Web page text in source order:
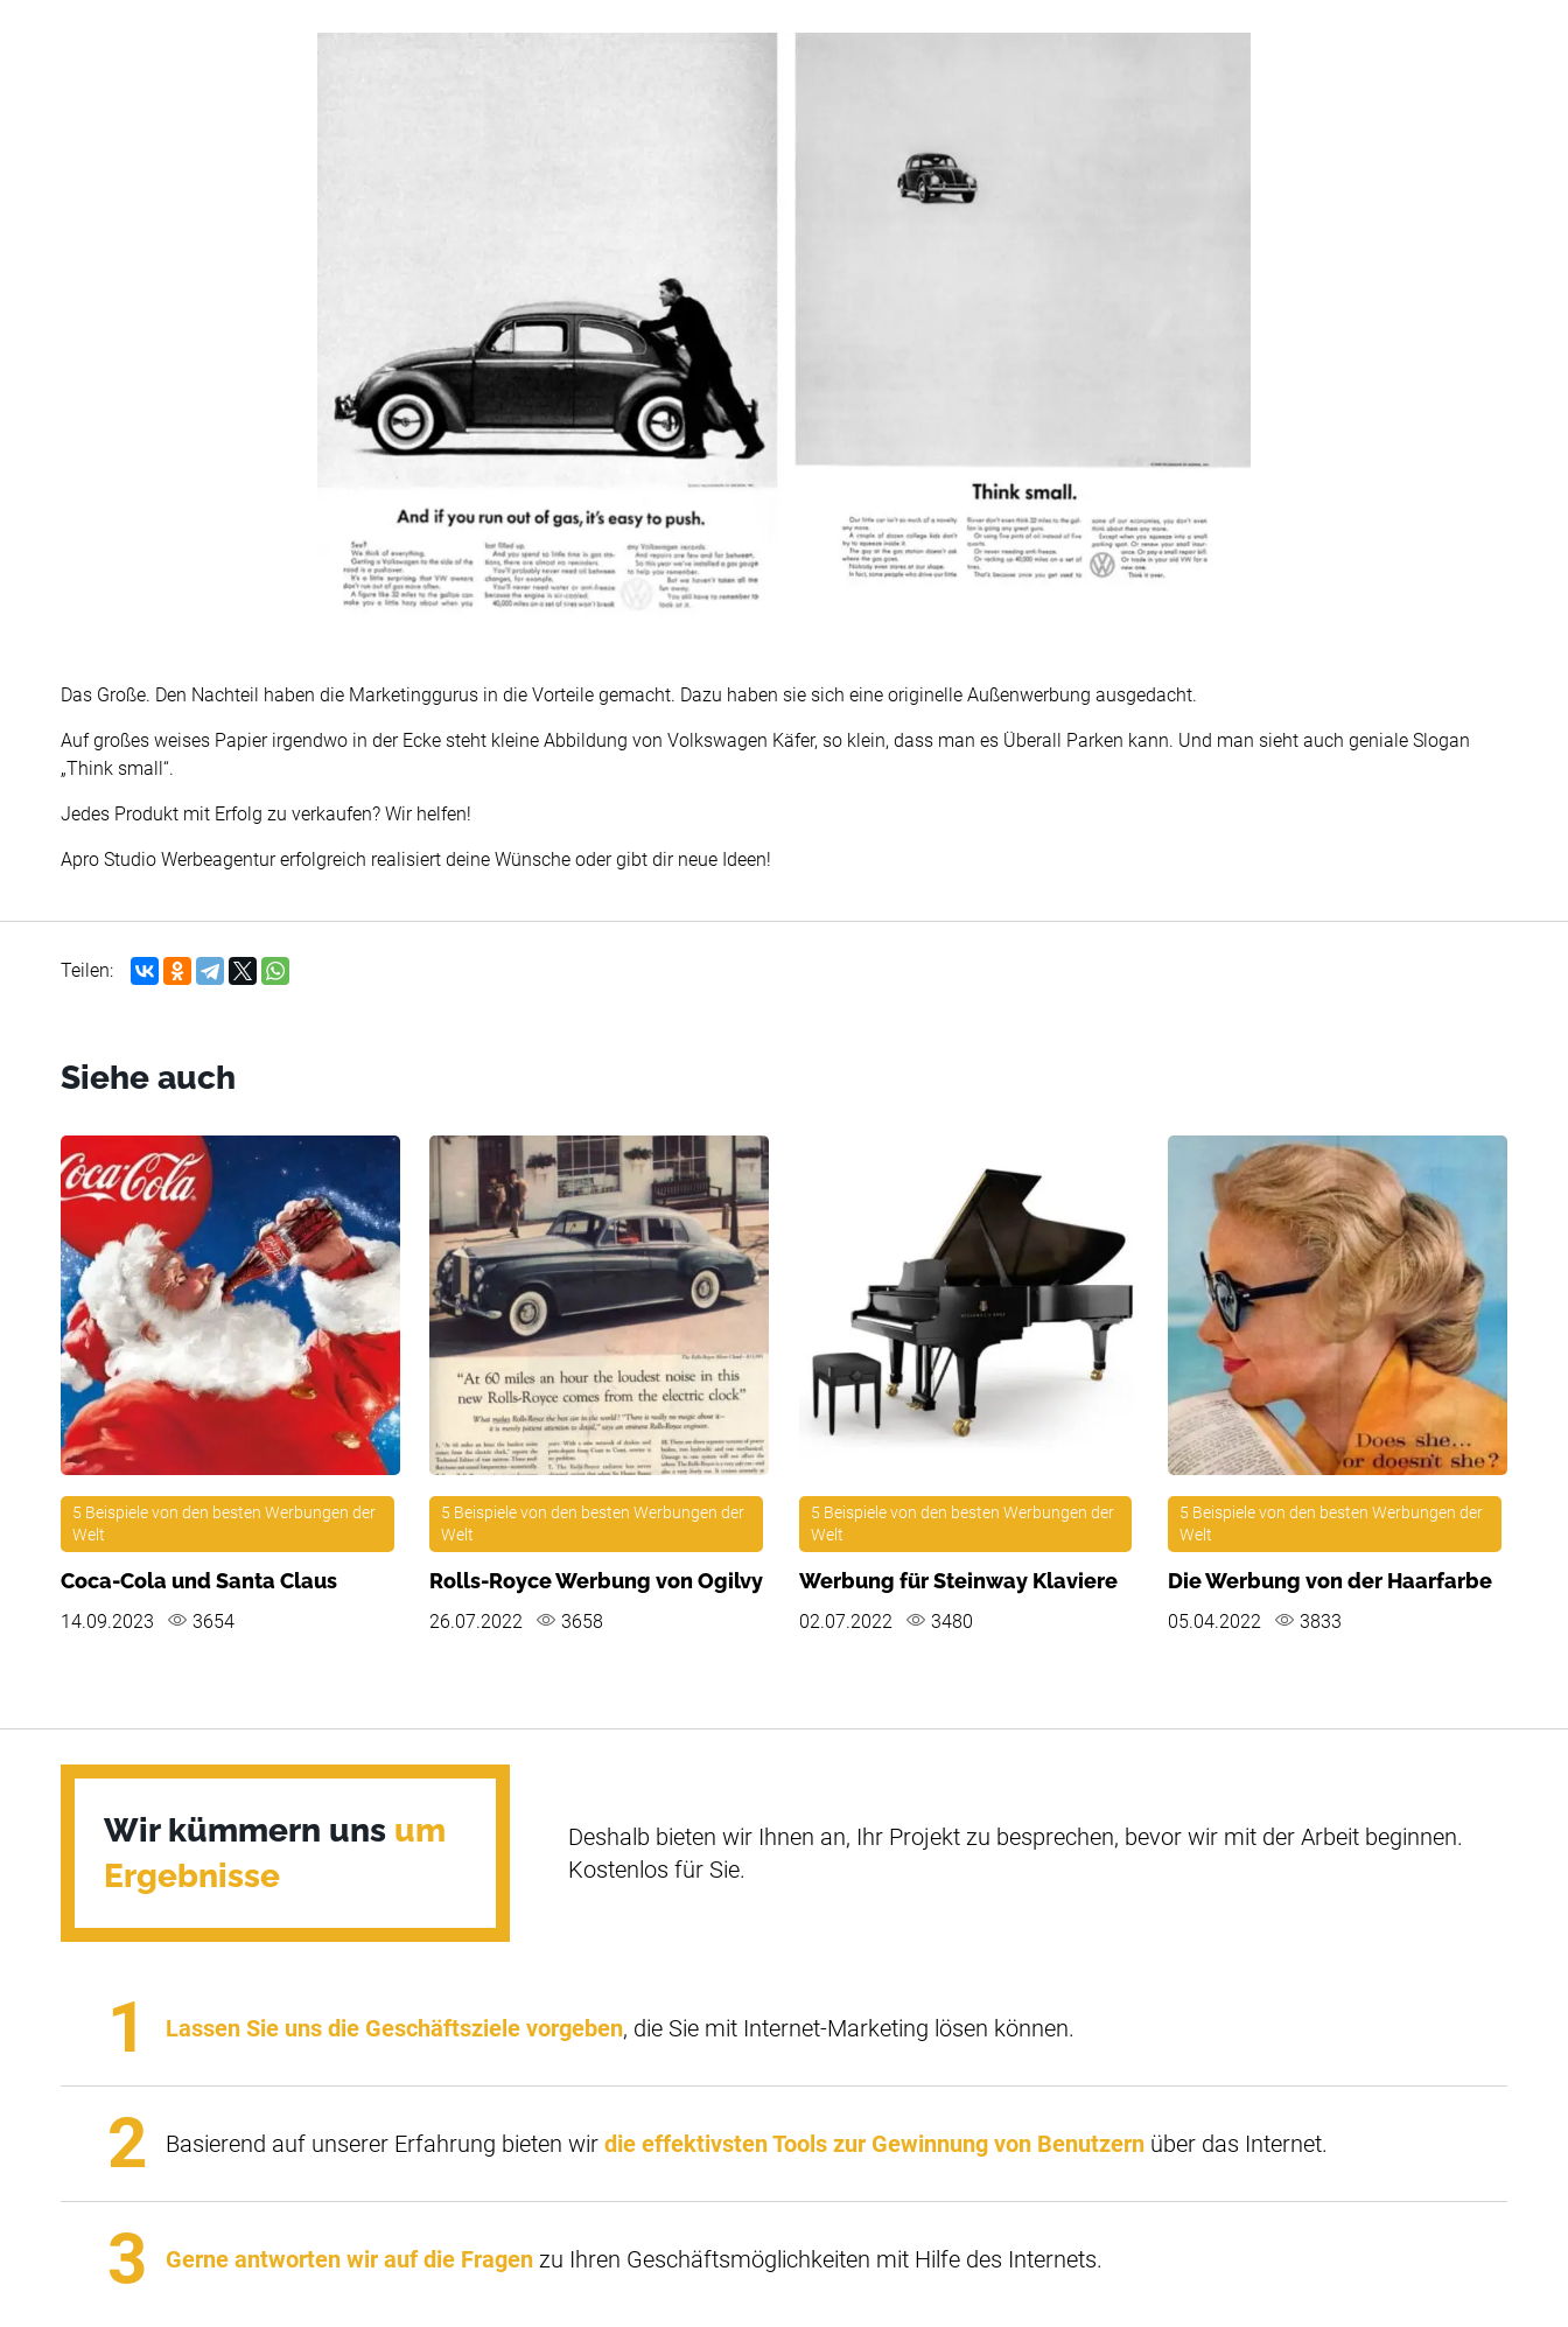
Das Große. Den Nachteil haben die Marketinggurus in die Vorteile gemacht. Dazu haben sie sich eine originelle Außenwerbung ausgedacht.
Auf großes weises Papier irgendwo in der Ecke steht kleine Abbildung von Volkswagen Käfer, so klein, dass man es Überall Parken kann. Und man sieht auch geniale Slogan
„Think small“.
Jedes Produkt mit Erfolg zu verkaufen? Wir helfen!
Apro Studio Werbeagentur erfolgreich realisiert deine Wünsche oder gibt dir neue Ideen!
Teilen:
Siehe auch
5 Beispiele von den besten Werbungen der
Welt
Coca-Cola und Santa Claus
14.09.2023 3654
5 Beispiele von den besten Werbungen der
Welt
Rolls-Royce Werbung von Ogilvy
26.07.2022 3658
5 Beispiele von den besten Werbungen der
Welt
Werbung für Steinway Klaviere
02.07.2022 3480
5 Beispiele von den besten Werbungen der
Welt
Die Werbung von der Haarfarbe
05.04.2022 3833
Wir kümmern uns um
Ergebnisse
Deshalb bieten wir Ihnen an, Ihr Projekt zu besprechen, bevor wir mit der Arbeit beginnen.
Kostenlos für Sie.
Lassen Sie uns die Geschäftsziele vorgeben, die Sie mit Internet-Marketing lösen können.
Basierend auf unserer Erfahrung bieten wir die effektivsten Tools zur Gewinnung von Benutzern über das Internet.
Gerne antworten wir auf die Fragen zu Ihren Geschäftsmöglichkeiten mit Hilfe des Internets.